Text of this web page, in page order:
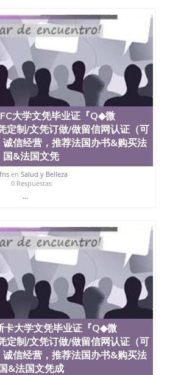
大学文凭毕业证『Q◆微
制/文凭订做/做留信网认证（可
信经营，推荐法国办书&购买法
国&法国文凭
en Salud y Belleza
0 Respuestas
...
卡大学文凭毕业证『Q◆微
制/文凭订做/做留信网认证（可
信经营，推荐法国办书&购买法
&法国文凭成